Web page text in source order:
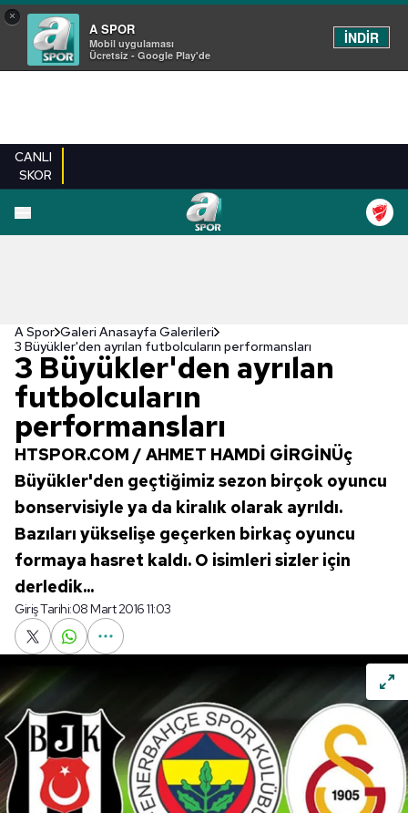
×
A SPOR
Mobil uygulaması
Ücretsiz - Google Play'de
İNDİR
CANLI
SKOR
EN YENILER
A Spor Galeri Anasayfa Galerileri
3 Büyükler'den ayrılan futbolcuların performansları
3 Büyükler'den ayrılan
futbolcuların
performansları
HTSPOR.COM / AHMET HAMDİ GİRGİNÜç
Büyükler'den geçtiğimiz sezon birçok oyuncu
bonservisiyle ya da kiralık olarak ayrıldı.
Bazıları yükselişe geçerken birkaç oyuncu
formaya hasret kaldı. O isimleri sizler için
derledik...
Giriş Tarihi:08 Mart 2016 11:03